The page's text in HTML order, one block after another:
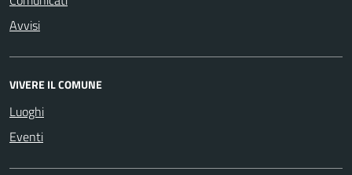
Avvisi
VIVERE IL COMUNE
Luoghi
Eventi